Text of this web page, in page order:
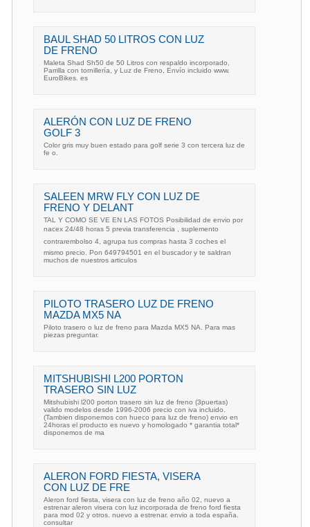
BAUL SHAD 50 LITROS CON LUZ
DE FRENO
Maleta Shad Sh50 de 50 Litros con respaldo incorporado,
Parrilla con tornillería, y Luz de Freno, Envío incluido www.
EuroBikes. es
ALERÓN CON LUZ DE FRENO
GOLF 3
Color gris muy buen estado para golf serie 3 con tercera luz de
fe o.
SALEEN MRW FLY CON LUZ DE
FRENO Y DELANT
TAL Y COMO SE VE EN LAS FOTOS Posibilidad de envio por
nacex 24/48 horas 5 previa transferencia , suplemento
contrarembolso 4, agrupa tus compras hasta 3 coches el
mismo precio. Pon 649794501 en el buscador y te saldran
muchos de nuestros articulos
PILOTO TRASERO LUZ DE FRENO
MAZDA MX5 NA
Piloto trasero o luz de freno para Mazda MX5 NA. Para mas
piezas preguntar.
MITSHUBISHI L200 PORTON
TRASERO SIN LUZ
Mitshubishi l200 porton trasero sin luz de freno (3puertas)
valido modelos desde 1996-2006 precio con iva incluido.
(Tambien disponemos con hueco para luz de freno) envio en
24horas el producto es nuevo y homologado * garantia total*
disponemos de ma
ALERON FORD FIESTA, VISERA
CON LUZ DE FRE
Aleron ford fiesta, visera con luz de freno año 02, nuevo a
estrenar aleron visera con luz incorporada de freno ford fiesta
para mod 02 y otros. nuevo a estrenar. envio a toda españa.
consultar